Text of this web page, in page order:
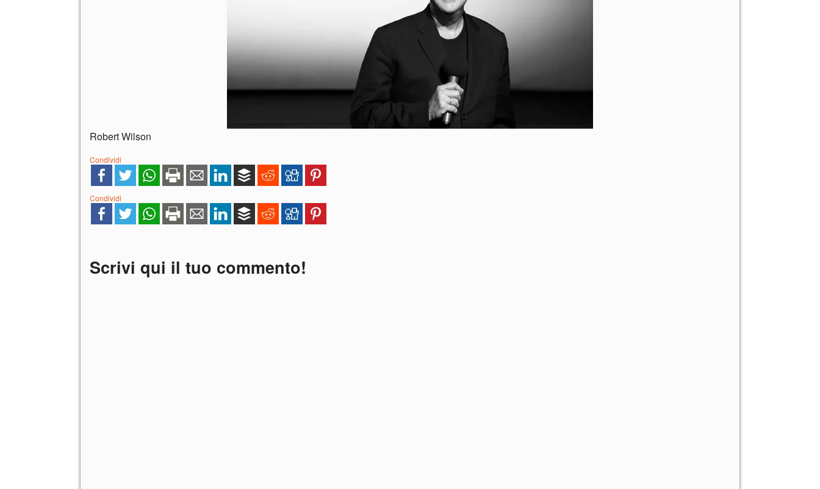
Robert Wilson
Condividi
Condividi
Scrivi qui il tuo commento!